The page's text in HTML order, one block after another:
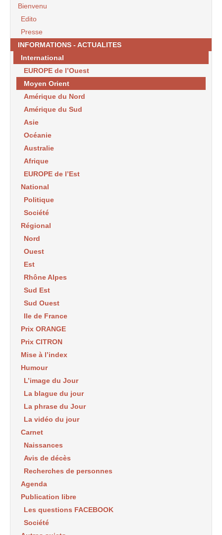
Bienvenu
Edito
Presse
INFORMATIONS - ACTUALITES
International
EUROPE de l’Ouest
Moyen Orient
Amérique du Nord
Amérique du Sud
Asie
Océanie
Australie
Afrique
EUROPE de l’Est
National
Politique
Société
Régional
Nord
Ouest
Est
Rhône Alpes
Sud Est
Sud Ouest
Ile de France
Prix ORANGE
Prix CITRON
Mise à l’index
Humour
L’image du Jour
La blague du jour
La phrase du Jour
La vidéo du jour
Carnet
Naissances
Avis de décès
Recherches de personnes
Agenda
Publication libre
Les questions FACEBOOK
Société